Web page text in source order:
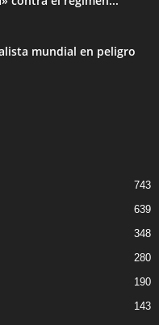
mundial en peligro
743
639
348
280
190
143